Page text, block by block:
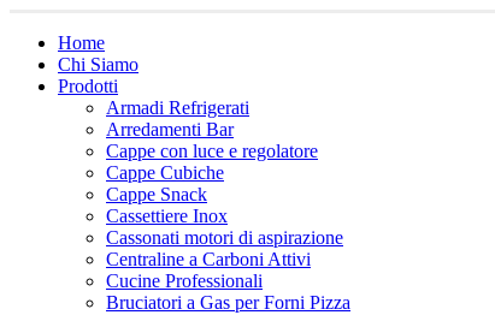
Home
Chi Siamo
Prodotti
Armadi Refrigerati
Arredamenti Bar
Cappe con luce e regolatore
Cappe Cubiche
Cappe Snack
Cassettiere Inox
Cassonati motori di aspirazione
Centraline a Carboni Attivi
Cucine Professionali
Bruciatori a Gas per Forni Pizza